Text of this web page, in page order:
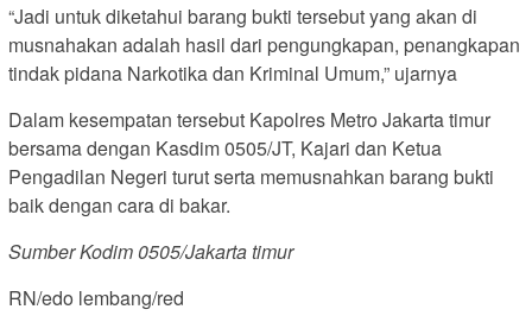
“Jadi untuk diketahui barang bukti tersebut yang akan di
musnahakan adalah hasil dari pengungkapan, penangkapan
tindak pidana Narkotika dan Kriminal Umum,” ujarnya
Dalam kesempatan tersebut Kapolres Metro Jakarta timur
bersama dengan Kasdim 0505/JT, Kajari dan Ketua
Pengadilan Negeri turut serta memusnahkan barang bukti
baik dengan cara di bakar.
Sumber Kodim 0505/Jakarta timur
RN/edo lembang/red